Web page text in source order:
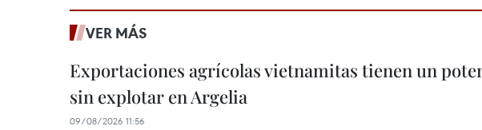
VER MÁS
Exportaciones agrícolas vietnamitas tienen un
sin explotar en Argelia
09/08/2026 11:56